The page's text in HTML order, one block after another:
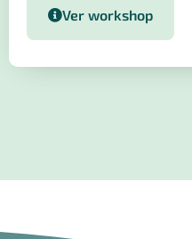
Ver workshop